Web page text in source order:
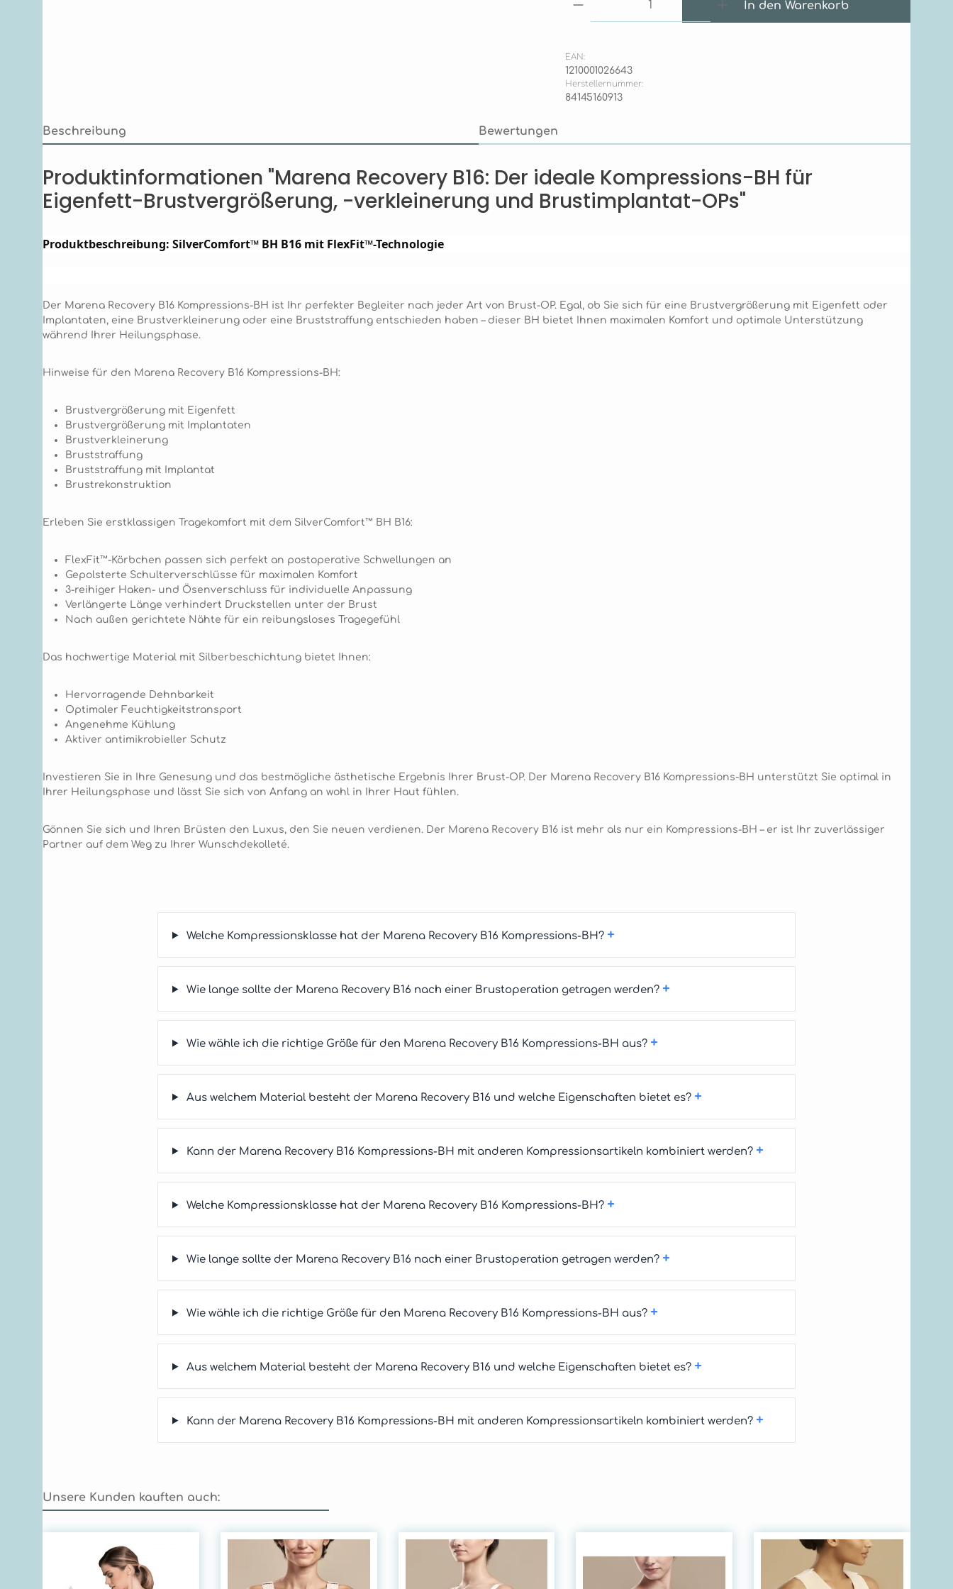
In den Warenkorb
EAN:
1210001026643
Herstellernummer:
84145160913
Beschreibung Bewertungen
Produktinformationen "Marena Recovery B16: Der ideale Kompressions-BH für
Eigenfett-Brustvergrößerung, -verkleinerung und Brustimplantat-OPs"
Produktbeschreibung: SilverComfort™ BH B16 mit FlexFit™-Technologie
Der Marena Recovery B16 Kompressions-BH ist Ihr perfekter Begleiter nach jeder Art von Brust-OP. Egal, ob Sie sich für eine Brustvergrößerung mit Eigenfett oder
Implantaten, eine Brustverkleinerung oder eine Bruststraffung entschieden haben – dieser BH bietet Ihnen maximalen Komfort und optimale Unterstützung
während Ihrer Heilungsphase.
Hinweise für den Marena Recovery B16 Kompressions-BH:
Brustvergrößerung mit Eigenfett
Brustvergrößerung mit Implantaten
Brustverkleinerung
Bruststraffung
Bruststraffung mit Implantat
Brustrekonstruktion
Erleben Sie erstklassigen Tragekomfort mit dem SilverComfort™ BH B16:
FlexFit™-Körbchen passen sich perfekt an postoperative Schwellungen an
Gepolsterte Schulterverschlüsse für maximalen Komfort
3-reihiger Haken- und Ösenverschluss für individuelle Anpassung
Verlängerte Länge verhindert Druckstellen unter der Brust
Nach außen gerichtete Nähte für ein reibungsloses Tragegefühl
Das hochwertige Material mit Silberbeschichtung bietet Ihnen:
Hervorragende Dehnbarkeit
Optimaler Feuchtigkeitstransport
Angenehme Kühlung
Aktiver antimikrobieller Schutz
Investieren Sie in Ihre Genesung und das bestmögliche ästhetische Ergebnis Ihrer Brust-OP. Der Marena Recovery B16 Kompressions-BH unterstützt Sie optimal in
Ihrer Heilungsphase und lässt Sie sich von Anfang an wohl in Ihrer Haut fühlen.
Gönnen Sie sich und Ihren Brüsten den Luxus, den Sie neuen verdienen. Der Marena Recovery B16 ist mehr als nur ein Kompressions-BH – er ist Ihr zuverlässiger
Partner auf dem Weg zu Ihrer Wunschdekolleté.
Welche Kompressionsklasse hat der Marena Recovery B16 Kompressions-BH? +
Wie lange sollte der Marena Recovery B16 nach einer Brustoperation getragen werden? +
Wie wähle ich die richtige Größe für den Marena Recovery B16 Kompressions-BH aus? +
Aus welchem Material besteht der Marena Recovery B16 und welche Eigenschaften bietet es? +
Kann der Marena Recovery B16 Kompressions-BH mit anderen Kompressionsartikeln kombiniert werden? +
Welche Kompressionsklasse hat der Marena Recovery B16 Kompressions-BH? +
Wie lange sollte der Marena Recovery B16 nach einer Brustoperation getragen werden? +
Wie wähle ich die richtige Größe für den Marena Recovery B16 Kompressions-BH aus? +
Aus welchem Material besteht der Marena Recovery B16 und welche Eigenschaften bietet es? +
Kann der Marena Recovery B16 Kompressions-BH mit anderen Kompressionsartikeln kombiniert werden? +
Unsere Kunden kauften auch: